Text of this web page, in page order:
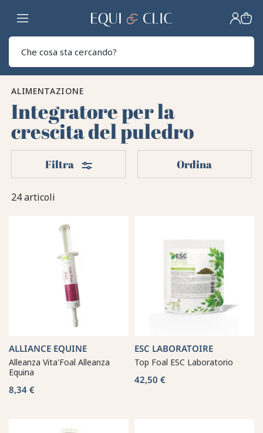
Casa
ALIMENTAZIONE
Integratore per la
crescita del puledro
24 articoli
Filtra Filtri Ordina
ALLIANCE EQUINE
Alleanza Vita'Foal Alleanza
Equina
8,34 €
ESC LABORATOIRE
Top Foal ESC Laboratorio
42,50 €